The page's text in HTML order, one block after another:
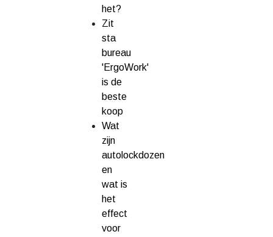
het?
Zit
sta
bureau
'ErgoWork'
is de
beste
koop
Wat
zijn
autolockdozen
en
wat is
het
effect
voor